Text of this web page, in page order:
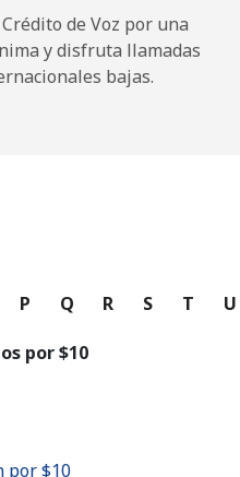
de Voz por una
y disfruta llamadas
bajas.
P Q R S T U
por ⁦$10⁩
por ⁦$10⁩